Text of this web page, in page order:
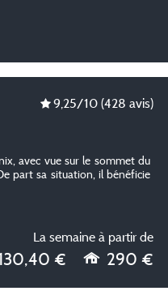
9,25/10 (428 avis)
avec vue sur le sommet du
part sa situation, il bénéficie
La semaine à partir de
€ 290 €